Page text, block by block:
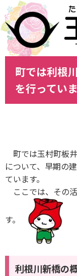
町では利根
を行ってい
町では玉村町板
について、早期の
ています。
ここでは、その
す。
利根川新橋の